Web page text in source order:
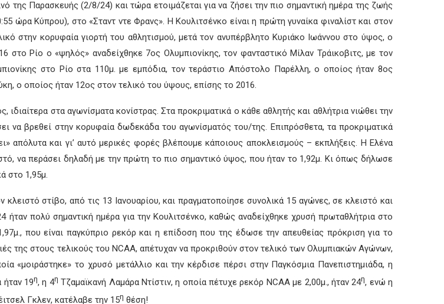
της Παρασκευής (2/8/24) και τώρα ετοιμάζεται για να ζήσει την πιο σημαντική ημέρα της ζωής
ώρα Κύπρου), στο «Σταντ ντε Φρανς». Η Κουλιτσένκο είναι η πρώτη γυναίκα φιναλίστ και στον
στην κορυφαία γιορτή του αθλητισμού, μετά τον ανυπέρβλητο Κυριάκο Ιωάννου στο ύψος, ο
Ρίο ο «ψηλός» αναδείχθηκε 7ος Ολυμπιονίκης, τον φανταστικό Μίλαν Τράικοβιτς, με τον
στο Ρίο στα 110μ. με εμπόδια, τον τεράστιο Απόστολο Παρέλλη, ο οποίος ήταν 8ος
ο οποίος ήταν 12ος στον τελικό του ύψους, επίσης το 2016.
στα αγωνίσματα κονίστρας. Στα προκριματικά ο κάθε αθλητής και αθλήτρια νιώθει την
να βρεθεί στην κορυφαία δωδεκάδα του αγωνίσματός του/της. Επιπρόσθετα, τα προκριματικά
απόλυτα και γι’ αυτό μερικές φορές βλέπουμε κάποιους αποκλεισμούς – εκπλήξεις. Η Ελένα
να περάσει δηλαδή με την πρώτη το πιο σημαντικό ύψος, που ήταν το 1,92μ. Κι όπως δήλωσε
στο 1,95μ.
στίβο, από τις 13 Ιανουαρίου, και πραγματοποίησε συνολικά 15 αγώνες, σε κλειστό και
ήταν πολύ σημαντική ημέρα για την Κουλιτσένκο, καθώς αναδείχθηκε χρυσή πρωταθλήτρια στο
που είναι παγκύπριο ρεκόρ και η επίδοση που της έδωσε την απευθείας πρόκριση για το
της στους τελικούς του NCAA, απέτυχαν να προκριθούν στον τελικό των Ολυμπιακών Αγώνων,
«μοιράστηκε» το χρυσό μετάλλιο και την κέρδισε πέρσι στην Παγκόσμια Πανεπιστημιάδα, η
ήταν 19η, η 4η Τζαμαϊκανή Λαμάρα Ντίστιν, η οποία πέτυχε ρεκόρ NCAA με 2,00μ., ήταν 24η, ενώ η
Γκλεν, κατέλαβε την 15η θέση!